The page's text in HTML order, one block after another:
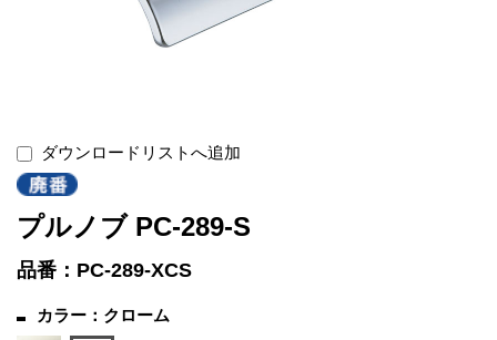
ダウンロードリストへ追加
プルノブ PC-289-S
品番：PC-289-XCS
カラー：クローム